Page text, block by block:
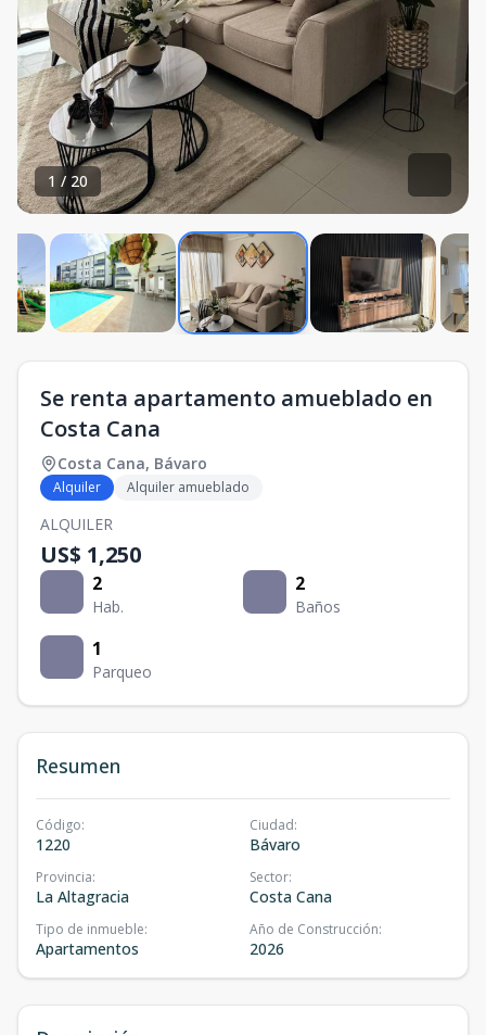
1 / 20
Se renta apartamento amueblado en
Costa Cana
Costa Cana, Bávaro
Alquiler Alquiler amueblado
ALQUILER
US$ 1,250
2
Hab.
2
Baños
1
Parqueo
Resumen
Código:
1220
Ciudad:
Bávaro
Provincia:
La Altagracia
Sector:
Costa Cana
Tipo de inmueble:
Apartamentos
Año de Construcción:
2026